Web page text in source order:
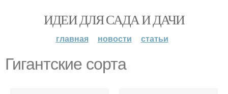
ИДЕИ ДЛЯ САДА И ДАЧИ
главная новости статьи
Гигантские сорта